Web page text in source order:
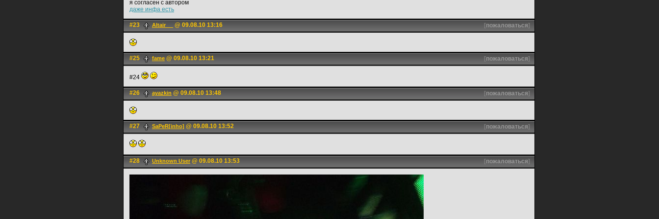
я согласен с автором
даже инфа есть
#23 Altair __ @ 09.08.10 13:16 [пожаловаться]
#25 fame @ 09.08.10 13:21 [пожаловаться]
#24
#26 ayazkin @ 09.08.10 13:48 [пожаловаться]
#27 SaPeR[inho] @ 09.08.10 13:52 [пожаловаться]
#28 Unknown User @ 09.08.10 13:53 [пожаловаться]